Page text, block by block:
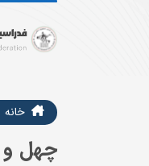
خانه
چهل و